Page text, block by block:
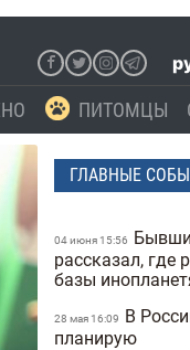
ПИТОМЦЫ
ГЛАВНЫЕ
04 июня 15:56
рассказал, где
базы
28 мая 16:09
В
планирую